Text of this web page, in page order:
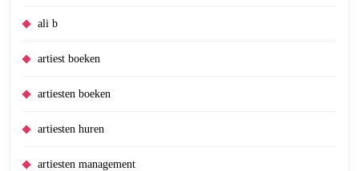
ali b
artiest boeken
artiesten boeken
artiesten huren
artiesten management